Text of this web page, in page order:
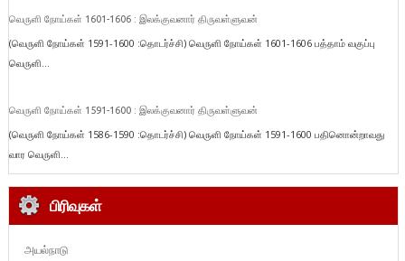
வெருளி நோய்கள் 1601-1606 : இலக்குவனார் திருவள்ளுவன்
(வெருளி நோய்கள் 1591-1600 :தொடர்ச்சி) வெருளி நோய்கள் 1601-1606 பத்தாம் வகுப்பு
வெருளி...
வெருளி நோய்கள் 1591-1600 : இலக்குவனார் திருவள்ளுவன்
(வெருளி நோய்கள் 1586-1590 :தொடர்ச்சி) வெருளி நோய்கள் 1591-1600 பதினொன்றாவது
வார வெருளி...
பிரிவுகள்
அயல்நாடு